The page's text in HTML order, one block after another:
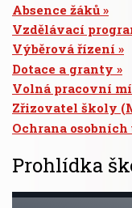
Absence žáků
Vzdělávací
Výběrová řízení
Dotace a granty
Volná pracovní
Zřizovatel školy
Ochrana osobních
Prohlídka